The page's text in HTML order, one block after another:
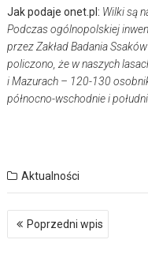
Jak podaje onet.pl: Wilki są
Podczas ogólnopolskiej
przez Zakład Badania
policzono, że w naszych
i Mazurach – 120-130
północno-wschodnie i
Aktualności
Nawigacja
wpisu
Poprzedni wpis